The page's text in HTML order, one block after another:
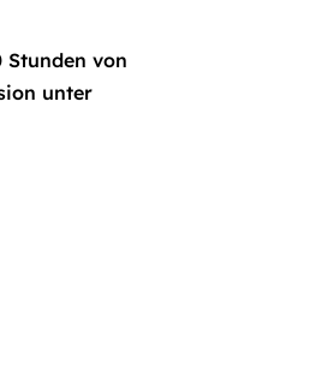
Stunden von
unter